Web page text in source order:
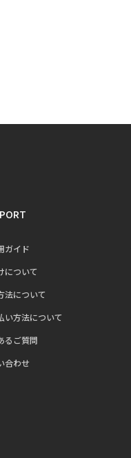
ガイド
について
法について
い方法について
るご質問
合わせ